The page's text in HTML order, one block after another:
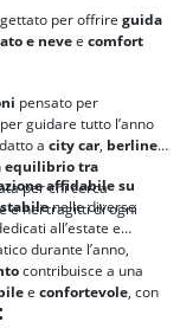
per offrire guida
e nevee comfort
pensato per
guidare tutto l’anno
a city car, berline
equilibrio tra
per chi cerca
e nei tragitti di ogni
affidabile su
nelle diverse
all’estate e
durante l’anno,
contribuisce a una
e confortevole, con